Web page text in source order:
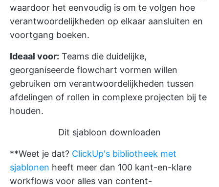
waardoor het eenvoudig is om te volgen hoe
verantwoordelijkheden op elkaar aansluiten en
voortgang boeken.
Ideaal voor: Teams die duidelijke,
georganiseerde flowchart vormen willen
gebruiken om verantwoordelijkheden tussen
afdelingen of rollen in complexe projecten bij te
houden.
Dit sjabloon downloaden
**Weet je dat? ClickUp's bibliotheek met
sjablonen heeft meer dan 100 kant-en-klare
workflows voor alles van content-